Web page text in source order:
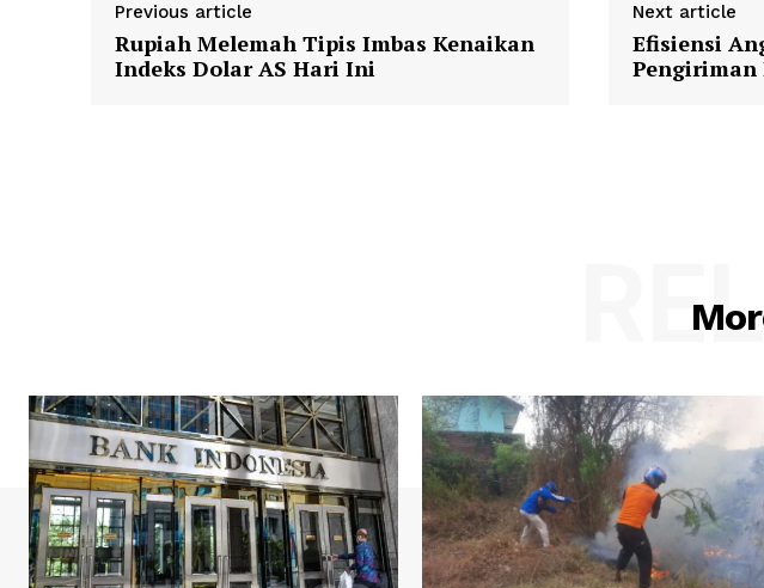
Previous article
Rupiah Melemah Tipis Imbas Kenaikan
Indeks Dolar AS Hari Ini
Next article
Efisiensi
Pengiriman